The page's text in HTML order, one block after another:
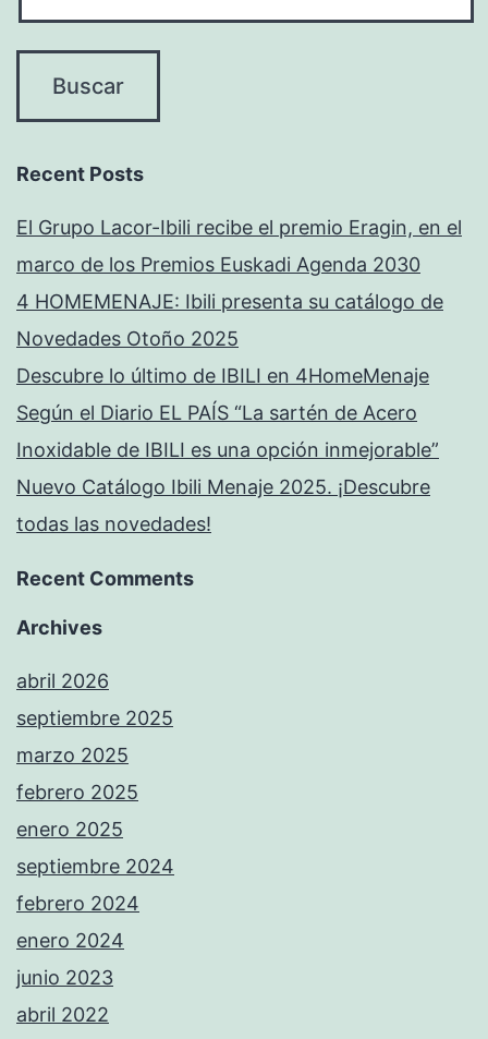
Recent Posts
El Grupo Lacor-Ibili recibe el premio Eragin, en el
marco de los Premios Euskadi Agenda 2030
4 HOMEMENAJE: Ibili presenta su catálogo de
Novedades Otoño 2025
Descubre lo último de IBILI en 4HomeMenaje
Según el Diario EL PAÍS “La sartén de Acero
Inoxidable de IBILI es una opción inmejorable”
Nuevo Catálogo Ibili Menaje 2025. ¡Descubre
todas las novedades!
Recent Comments
Archives
abril 2026
septiembre 2025
marzo 2025
febrero 2025
enero 2025
septiembre 2024
febrero 2024
enero 2024
junio 2023
abril 2022